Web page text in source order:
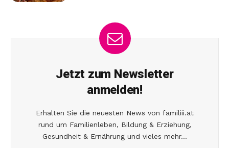
Jetzt zum Newsletter
anmelden!
Erhalten Sie die neuesten News von familiii.at
rund um Familienleben, Bildung & Erziehung,
Gesundheit & Ernährung und vieles mehr...